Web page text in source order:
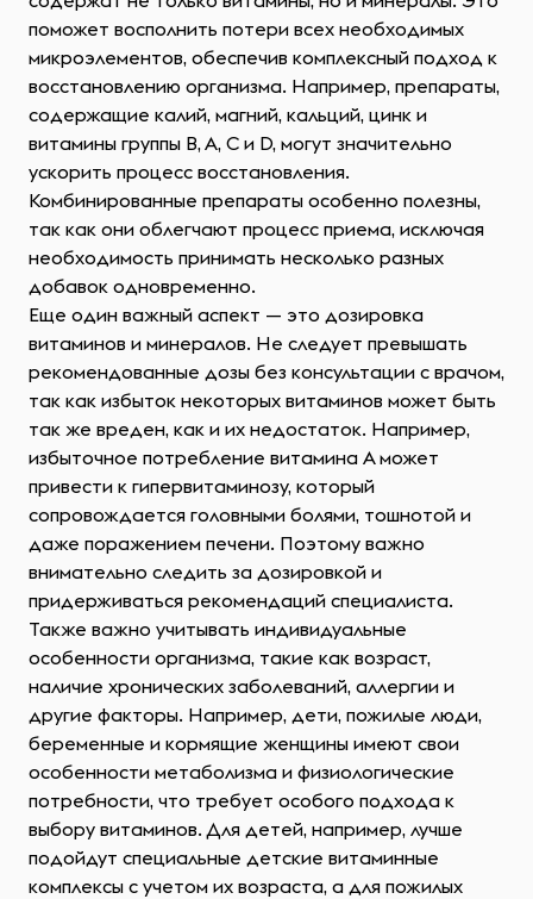
поможет восполнить потери всех необходимых
микроэлементов, обеспечив комплексный подход к
восстановлению организма. Например, препараты,
содержащие калий, магний, кальций, цинк и
витамины группы B, A, C и D, могут значительно
ускорить процесс восстановления.
Комбинированные препараты особенно полезны,
так как они облегчают процесс приема, исключая
необходимость принимать несколько разных
добавок одновременно.
Еще один важный аспект — это дозировка
витаминов и минералов. Не следует превышать
рекомендованные дозы без консультации с врачом,
так как избыток некоторых витаминов может быть
так же вреден, как и их недостаток. Например,
избыточное потребление витамина A может
привести к гипервитаминозу, который
сопровождается головными болями, тошнотой и
даже поражением печени. Поэтому важно
внимательно следить за дозировкой и
придерживаться рекомендаций специалиста.
Также важно учитывать индивидуальные
особенности организма, такие как возраст,
наличие хронических заболеваний, аллергии и
другие факторы. Например, дети, пожилые люди,
беременные и кормящие женщины имеют свои
особенности метаболизма и физиологические
потребности, что требует особого подхода к
выбору витаминов. Для детей, например, лучше
подойдут специальные детские витаминные
комплексы с учетом их возраста, а для пожилых